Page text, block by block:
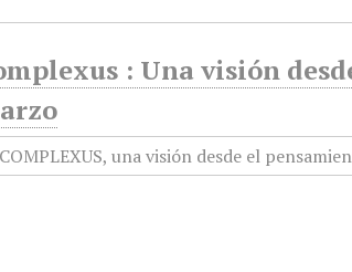
: Una visión